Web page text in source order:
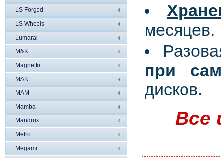
LS Forged
LS Wheels
Lumarai
M&K
Magnetto
MAK
MAM
Mamba
Mandrus
Mefro
Megami
месяцев.
при
дисков.
Все